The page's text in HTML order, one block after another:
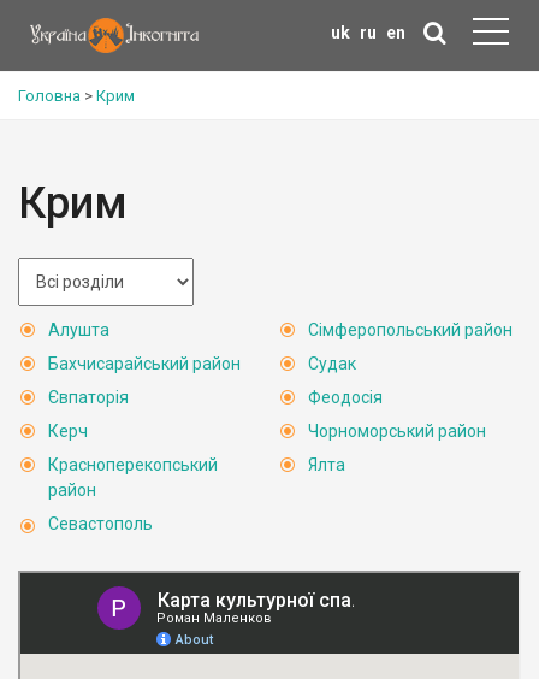
uk ru en
Головна > Крим
Крим
Алушта
Бахчисарайський район
Євпаторія
Керч
Красноперекопський
район
Севастополь
Сімферопольський район
Судак
Феодосія
Чорноморський район
Ялта